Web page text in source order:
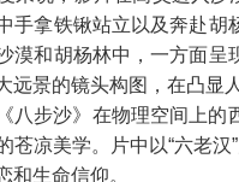
手拿铁锹站立以及奔赴
漠和胡杨林中，一方面
远景的镜头构图，在凸显
八步沙》在物理空间上
苍凉美学。片中以“六老
和生命信仰。